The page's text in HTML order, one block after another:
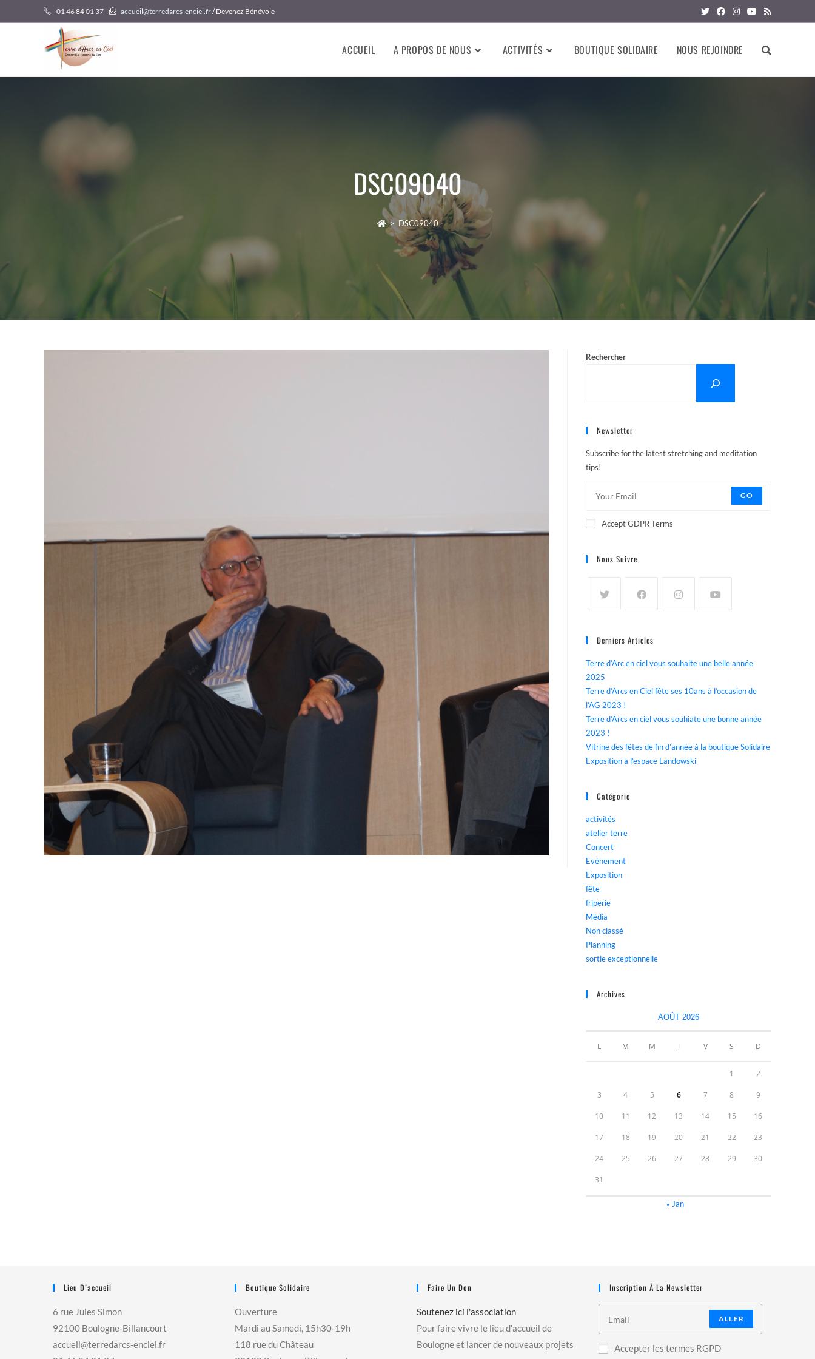
to
01 46 84 01 37 accueil@terredarcs-enciel.fr/ Devenez Bénévole
ACCUEIL A PROPOS DE NOUS ACTIVITÉS BOUTIQUE SOLIDAIRE NOUS REJOINDRE
DSC09040
> DSC09040
Rechercher
Newsletter
Subscribe for the latest stretching and meditation
tips!
GO
Accept GDPR Terms
Nous Suivre
Derniers Articles
Terre d’Arc en ciel vous souhaite une belle année
2025
Terre d’Arcs en Ciel fête ses 10ans à l’occasion de
l’AG 2023 !
Terre d’Arcs en ciel vous souhiate une bonne année
2023 !
Vitrine des fêtes de fin d’année à la boutique Solidaire
Exposition à l’espace Landowski
Catégorie
activités
atelier terre
Concert
Evènement
Exposition
fête
friperie
Média
Non classé
Planning
sortie exceptionnelle
Archives
AOÛT 2026
L M M J V S D
1 2
3 4 5 6 7 8 9
10 11 12 13 14 15 16
17 18 19 20 21 22 23
24 25 26 27 28 29 30
31
« Jan
Lieu D’accueil
6 rue Jules Simon
92100 Boulogne-Billancourt
accueil@terredarcs-enciel.fr
Boutique Solidaire
Ouverture
Mardi au Samedi, 15h30-19h
118 rue du Château
Faire Un Don
Soutenez ici l'association
Pour faire vivre le lieu d'accueil de
Boulogne et lancer de nouveaux projets
Inscription À La Newsletter
ALLER
Accepter les termes RGPD